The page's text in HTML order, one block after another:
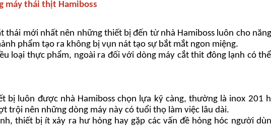
máy thái thịt Hamiboss
thái mới nhất nên những thiết bị đến từ nhà Hamiboss luôn cho
phẩm tạo ra không bị vụn nát tạo sự bắt mắt ngon miệng.
loại thực phẩm, ngoài ra đối với dòng máy cắt thit đông lạnh có
bị luôn được nhà Hamiboss chọn lựa kỹ càng, thường là inox 201
trội nên những dòng máy này có tuổi thọ làm việc lâu dài.
thiết bị ít xảy ra hư hỏng hay gặp các vấn đề hỏng hóc người